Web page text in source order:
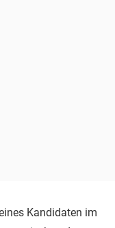
Kandidaten im